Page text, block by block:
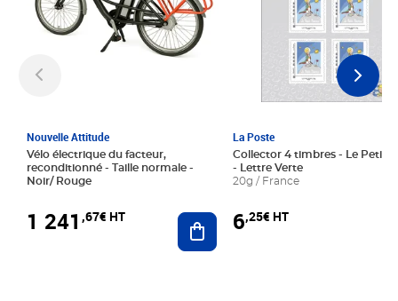
Nouvelle Attitude
Vélo électrique du facteur,
reconditionné - Taille normale -
Noir/ Rouge
1 241 ,67€ HT Ajouter au panier
La Poste
Collector 4 timbres - Le Petit
- Lettre Verte
20g / France
6,25€ HT